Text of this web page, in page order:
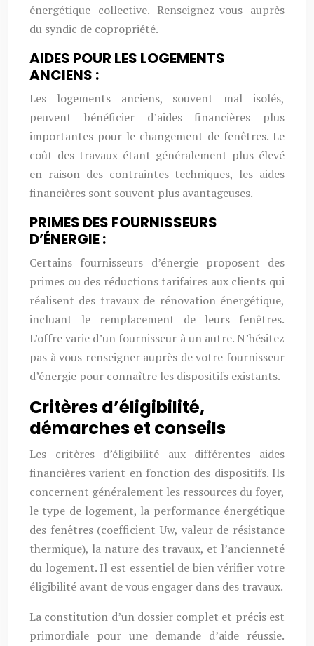
énergétique collective. Renseignez-vous auprès
du syndic de copropriété.
AIDES POUR LES LOGEMENTS
ANCIENS :
Les logements anciens, souvent mal isolés,
peuvent bénéficier d’aides financières plus
importantes pour le changement de fenêtres. Le
coût des travaux étant généralement plus élevé
en raison des contraintes techniques, les aides
financières sont souvent plus avantageuses.
PRIMES DES FOURNISSEURS
D’ÉNERGIE :
Certains fournisseurs d’énergie proposent des
primes ou des réductions tarifaires aux clients qui
réalisent des travaux de rénovation énergétique,
incluant le remplacement de leurs fenêtres.
L’offre varie d’un fournisseur à un autre. N’hésitez
pas à vous renseigner auprès de votre fournisseur
d’énergie pour connaître les dispositifs existants.
Critères d’éligibilité,
démarches et conseils
Les critères d’éligibilité aux différentes aides
financières varient en fonction des dispositifs. Ils
concernent généralement les ressources du foyer,
le type de logement, la performance énergétique
des fenêtres (coefficient Uw, valeur de résistance
thermique), la nature des travaux, et l’ancienneté
du logement. Il est essentiel de bien vérifier votre
éligibilité avant de vous engager dans des travaux.
La constitution d’un dossier complet et précis est
primordiale pour une demande d’aide réussie.